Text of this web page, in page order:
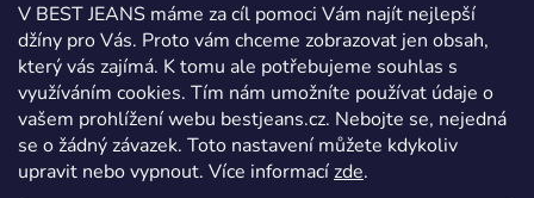
V BEST JEANS máme za cíl pomoci Vám najít nejlepší
džíny pro Vás. Proto vám chceme zobrazovat jen obsah,
který vás zajímá. K tomu ale potřebujeme souhlas s
využíváním cookies. Tím nám umožníte používat údaje o
vašem prohlížení webu bestjeans.cz. Nebojte se, nejedná
se o žádný závazek. Toto nastavení můžete kdykoliv
upravit nebo vypnout. Více informacízde.
Informace pro vás
Kontakty
Tabulky velikostí